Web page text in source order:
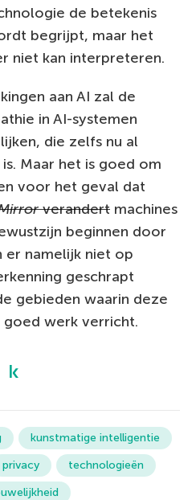
de betekenis
begrijpt, maar het
niet kan interpreteren.
aan AI zal de
in AI-systemen
die zelfs nu al
Maar het is goed om
voor het geval dat
verandert machines
beginnen door
er namelijk niet op
geschrapt
gebieden waarin deze
werk verricht.
kunstmatige intelligentie
privacy
technologieën